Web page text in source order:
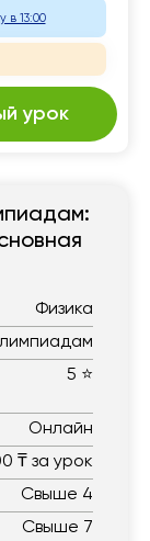
в 13:00
урок
Физика
5 ⭐
Онлайн
₸ за урок
Свыше 4
Свыше 7